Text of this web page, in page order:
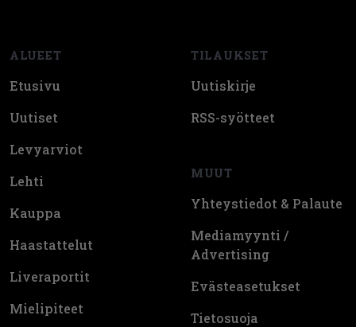
ALUEET
Etusivu
Uutiset
Levyarviot
Lehti
Kauppa
Haastattelut
Liveraportit
Mielipiteet
TILAUKSET
Uutiskirje
RSS-syötteet
MUUT
Yhteystiedot & Palaute
Mediamyynti /
Advertising
Evästeasetukset
Tietosuoja